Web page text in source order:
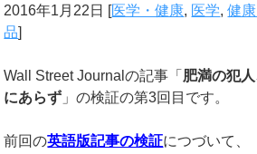
2016年1月22日 [医学・健康, 医学,健
品]
Wall Street Journalの記事「 肥満の犯
にあらず 」の検証の第3回目です。
前回の英語版記事の検証につづいて、